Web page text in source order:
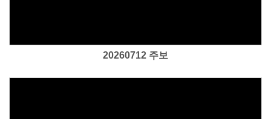
20260712 주보